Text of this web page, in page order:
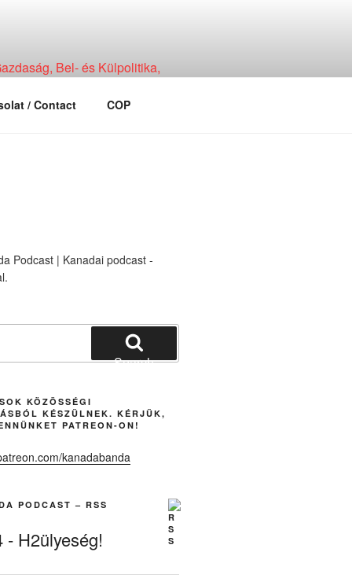
Bel- és Külpolitika,
/ Contact COP
Search
KÖZÖSSÉGI
KÉSZÜLNEK. KÉRJÜK,
PATREON-ON!
PODCAST – RSS
- H2ülyeség!